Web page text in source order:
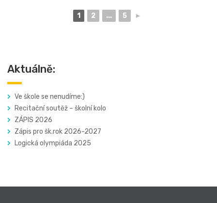
1 2 ... 5 ►
Aktuálně:
Ve škole se nenudíme:)
Recitační soutěž – školní kolo
ZÁPIS 2026
Zápis pro šk.rok 2026-2027
Logická olympiáda 2025